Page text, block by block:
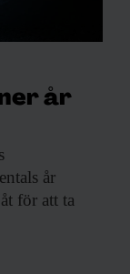
år
år
för att ta